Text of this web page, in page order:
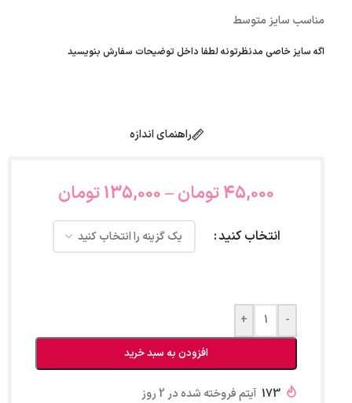
مناسب سایز متوسط
اگه سایز خاصی مدنظرتونه لطفا داخل توضیحات سفارش بنویسید
راهنمای اندازه
45,000تومان–
135,000تومان
انتخاب کنید
-
+
افزودن به سبد خرید
173 آیتم فروخته شده در 2 روز